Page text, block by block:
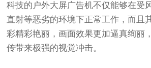
科技的户外大屏广告机不仅能够在受
直射等恶劣的环境下正常工作，而且
彩精彩艳丽，画面效果更加逼真绚丽
传带来极强的视觉冲击。